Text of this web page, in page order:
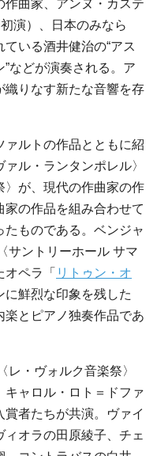
曲家、アンヌ・カステ
演）、日本のみなら
いる酒井健治の“アス
”などが演奏される。ア
織りなす新たな音響を存
ルトの作品とともに紹
ル・ランタンポレル〉
〉が、現代の作曲家の作
の作品を組み合わせて
ものである。ベンジャ
サントリーホール サマ
ペラ「 リトゥン・オ
に鮮烈な印象を残した
楽とピアノ独奏作品であ
・ヴォルク音楽祭〉
ャロル・ロト＝ドファ
者たちが共演。ヴァイ
オラの田原綾子、チェ